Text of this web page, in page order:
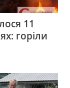
11
горіли